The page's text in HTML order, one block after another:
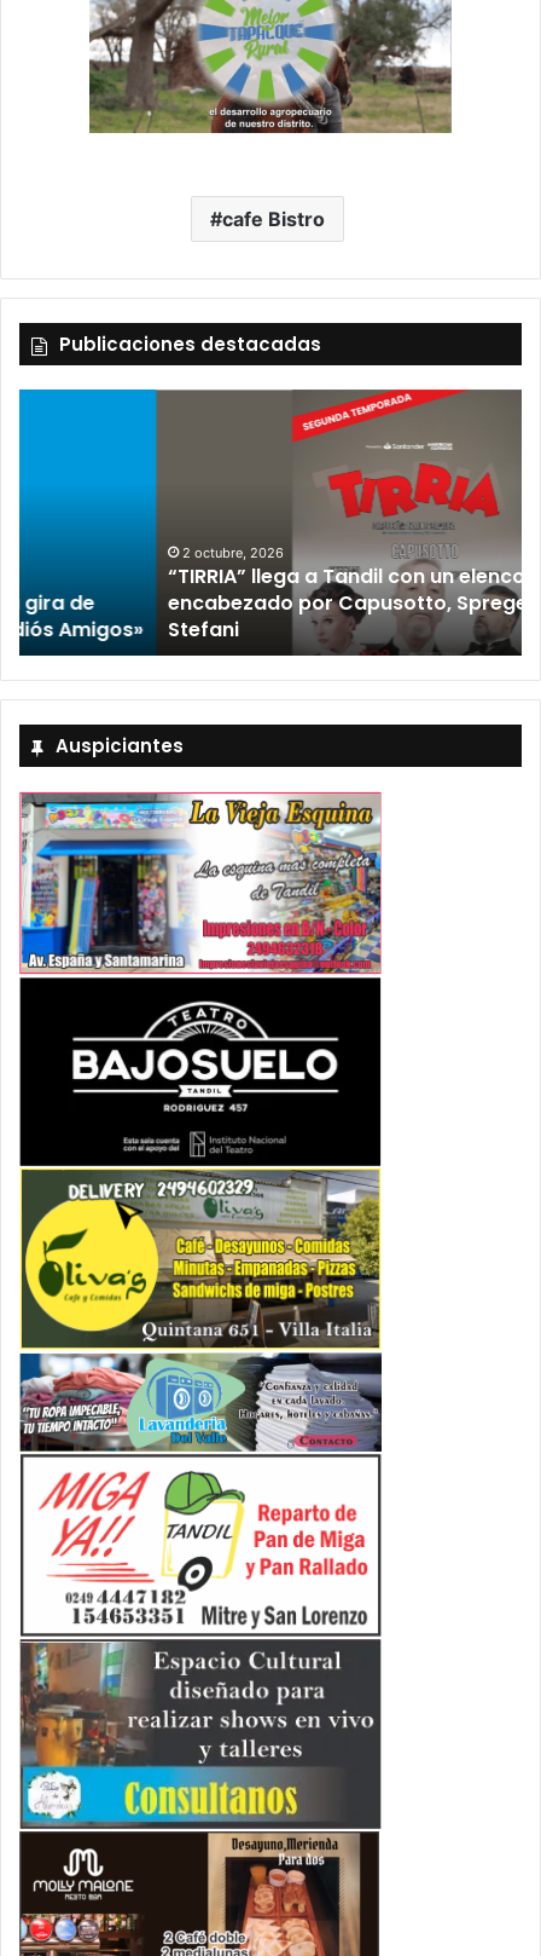
cafe Bistro
Publicaciones destacadas
“TIRRIA” llega a Tandil con un elenco de lujo
encabezado por Capusotto, Spregelburd y
Stefani
Auspiciantes